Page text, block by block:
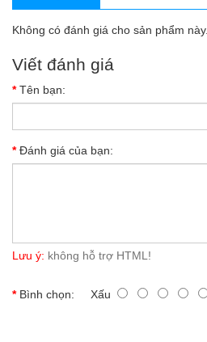
Không có đánh giá cho sản phẩm này.
Viết đánh giá
Tên bạn:
Đánh giá của bạn:
Lưu ý: không hỗ trợ HTML!
Bình chọn: Xấu